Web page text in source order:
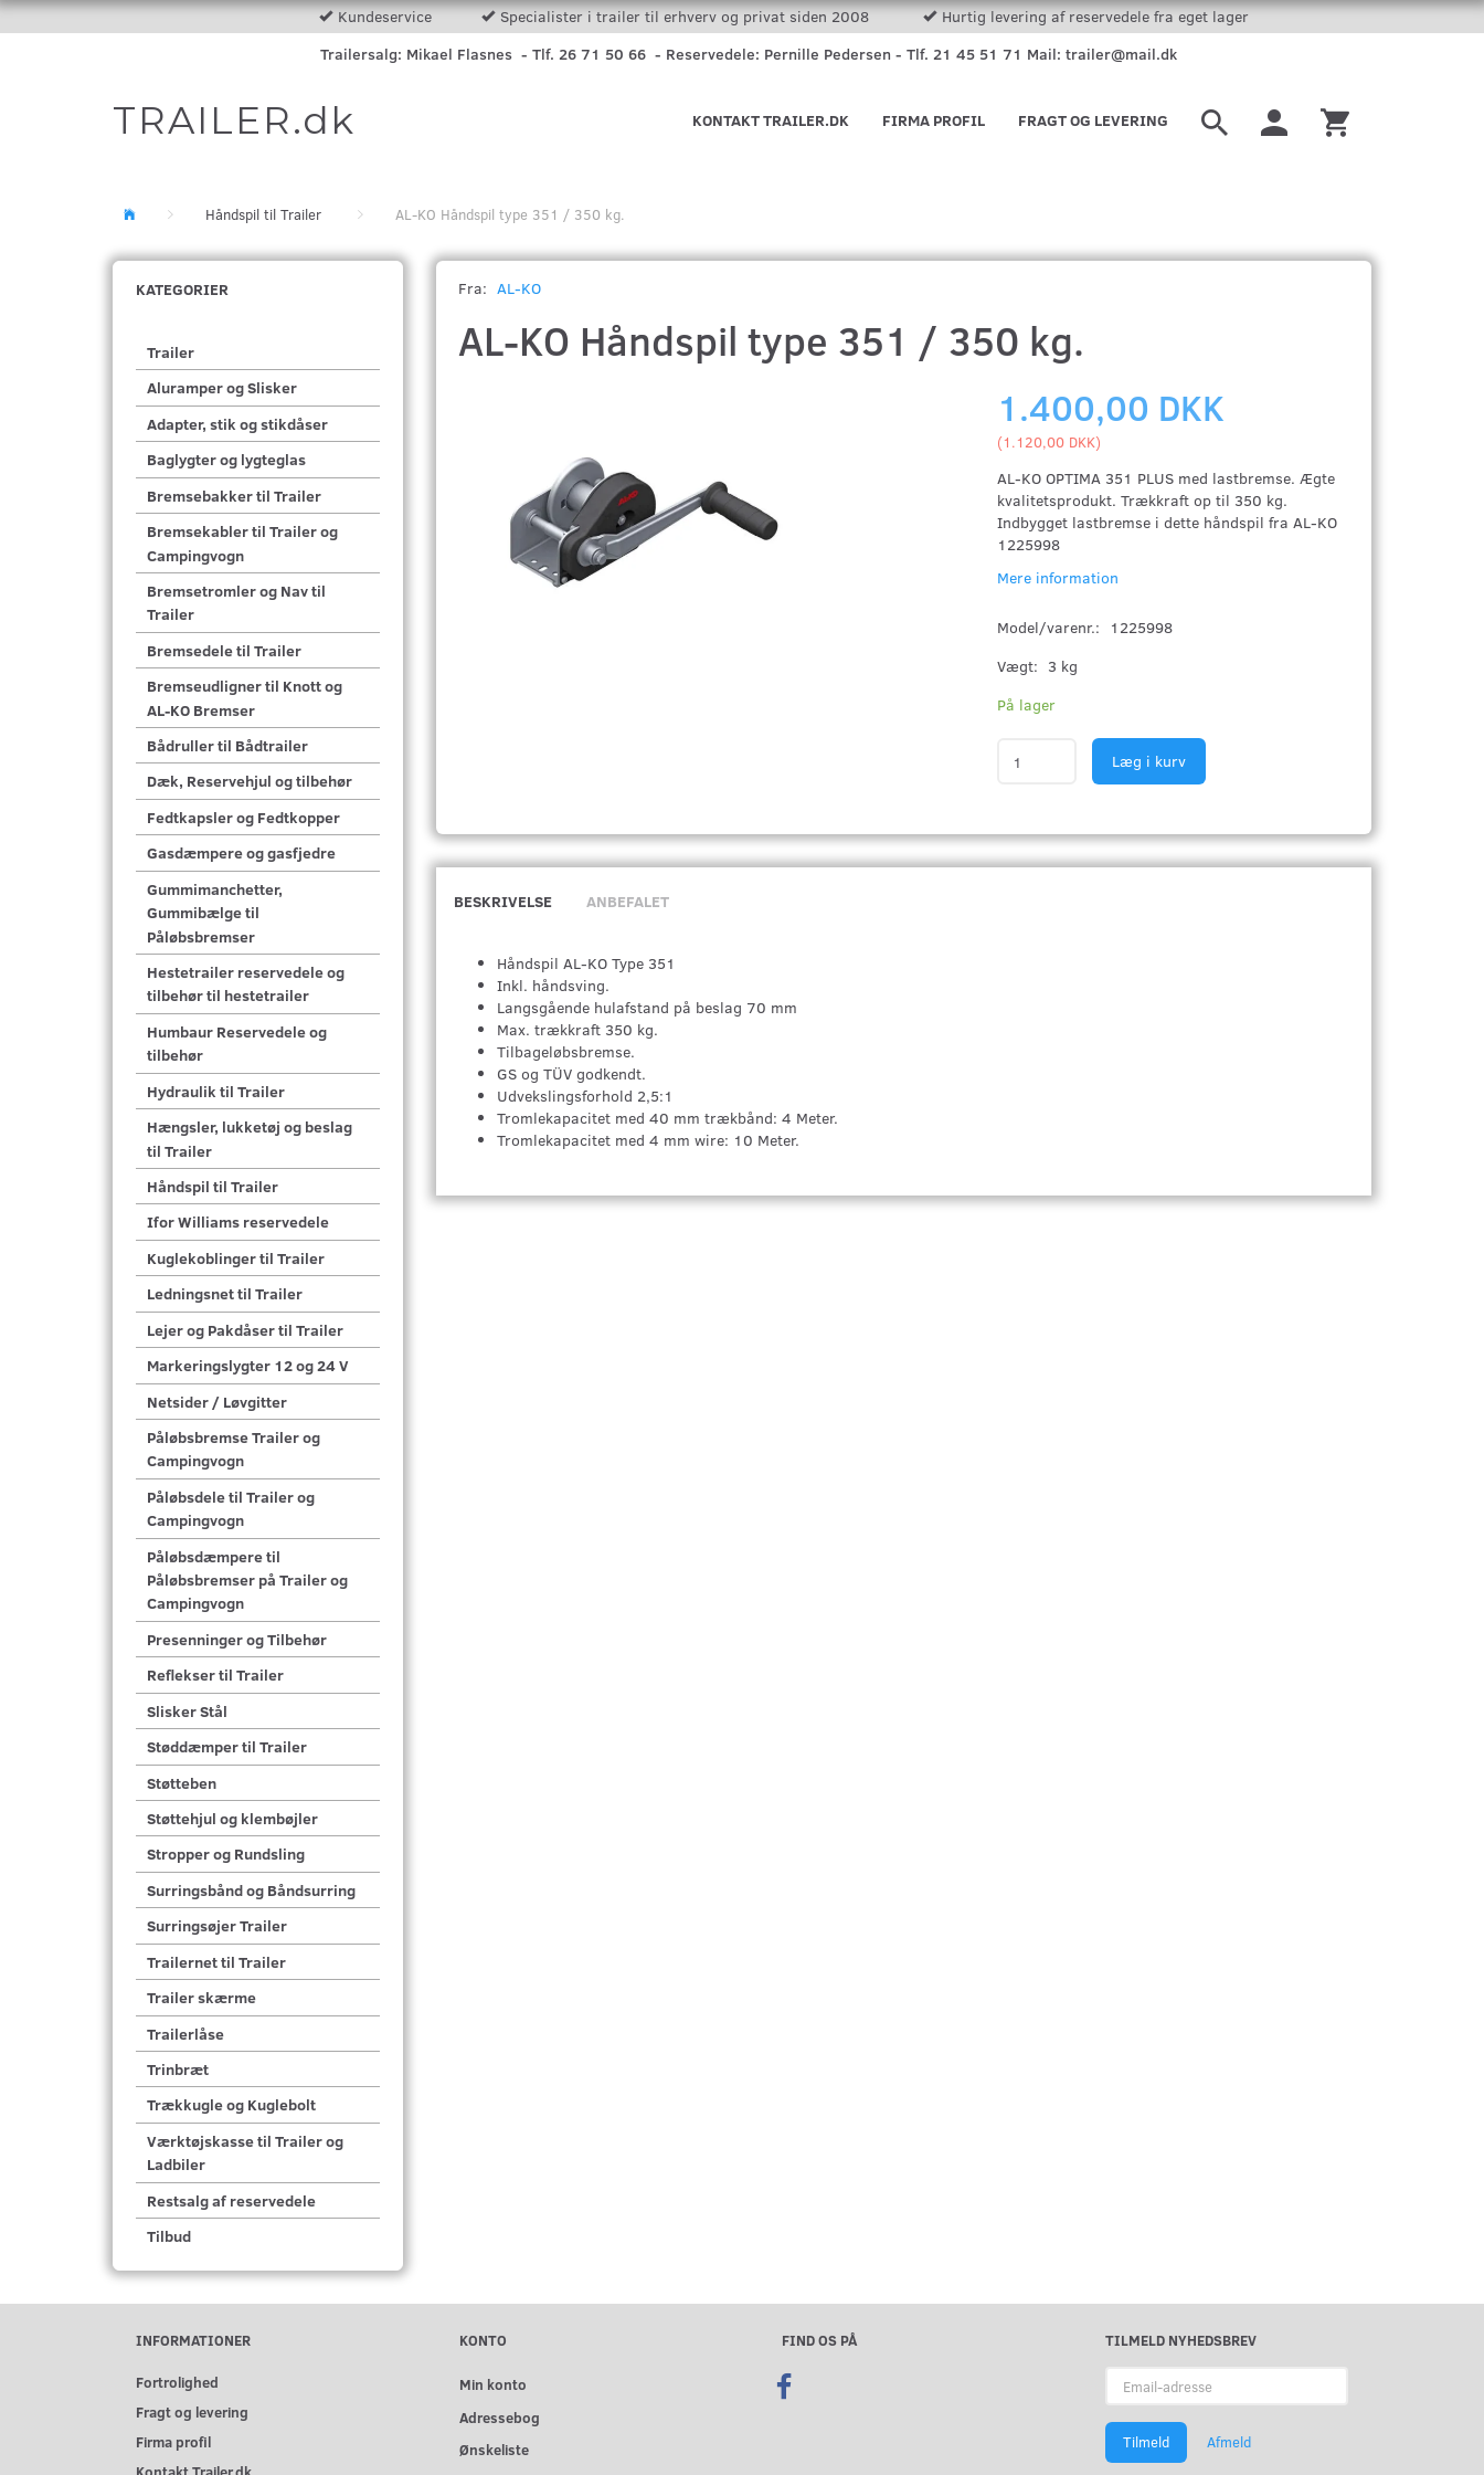
Kundeservice Specialister i trailer til erhverv og privat siden 2008
Hurtig levering af reservedele fra eget lager
Trailersalg: Mikael Flasnes - Tlf. 26 71 50 66 - Reservedele: Pernille Pedersen - Tlf. 21 45 51 71 Mail: trailer@mail.dk
TRAILER.dk FRAGT OG LEVERING
FIRMA PROFIL
KONTAKT TRAILER.DK
Håndspil til Trailer AL-KO Håndspil type 351 / 350 kg.
KATEGORIER
Trailer
Aluramper og Slisker
Adapter, stik og stikdåser
Baglygter og lygteglas
Bremsebakker til Trailer
Bremsekabler til Trailer og
Campingvogn
Bremsetromler og Nav til
Trailer
Bremsedele til Trailer
Bremseudligner til Knott og
AL-KO Bremser
Bådruller til Bådtrailer
Dæk, Reservehjul og tilbehør
Fedtkapsler og Fedtkopper
Gasdæmpere og gasfjedre
Gummimanchetter,
Gummibælge til
Påløbsbremser
Hestetrailer reservedele og
tilbehør til hestetrailer
Humbaur Reservedele og
tilbehør
Hydraulik til Trailer
Hængsler, lukketøj og beslag
til Trailer
Håndspil til Trailer
Ifor Williams reservedele
Kuglekoblinger til Trailer
Ledningsnet til Trailer
Lejer og Pakdåser til Trailer
Markeringslygter 12 og 24 V
Netsider / Løvgitter
Påløbsbremse Trailer og
Campingvogn
Påløbsdele til Trailer og
Campingvogn
Påløbsdæmpere til
Påløbsbremser på Trailer og
Campingvogn
Presenninger og Tilbehør
Reflekser til Trailer
Slisker Stål
Støddæmper til Trailer
Støtteben
Støttehjul og klembøjler
Stropper og Rundsling
Surringsbånd og Båndsurring
Surringsøjer Trailer
Trailernet til Trailer
Trailer skærme
Trailerlåse
Trinbræt
Trækkugle og Kuglebolt
Værktøjskasse til Trailer og
Ladbiler
Restsalg af reservedele
Tilbud
Fra: AL-KO
AL-KO Håndspil type 351 / 350 kg.
1.400,00 DKK
(1.120,00 DKK)
AL-KO OPTIMA 351 PLUS med lastbremse. Ægte
kvalitetsprodukt. Trækkraft op til 350 kg.
Indbygget lastbremse i dette håndspil fra AL-KO
1225998
Mere information
Model/varenr.:
1225998
Vægt: 3 kg
På lager
Læg i kurv
BESKRIVELSE ANBEFALET
Håndspil AL-KO Type 351
Inkl. håndsving.
Langsgående hulafstand på beslag 70 mm
Max. trækkraft 350 kg.
Tilbageløbsbremse.
GS og TÜV godkendt.
Udvekslingsforhold 2,5:1
Tromlekapacitet med 40 mm trækbånd: 4 Meter.
Tromlekapacitet med 4 mm wire: 10 Meter.
INFORMATIONER
Fortrolighed
Fragt og levering
Firma profil
KONTO
Min konto
Adressebog
Ønskeliste
FIND OS PÅ
TILMELD NYHEDSBREV
adresse
Tilmeld Afmeld